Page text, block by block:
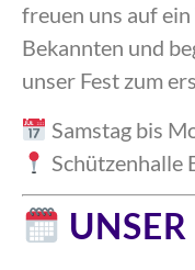
freuen uns auf
Bekannten und
unser Fest zum
Samstag bis
Schützenhalle